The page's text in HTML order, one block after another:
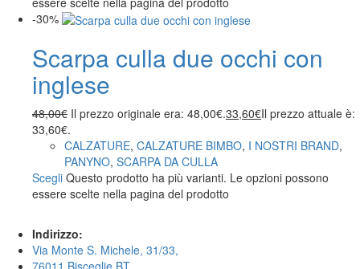
-30%
Scarpa culla due occhi con
inglese
48,00€ Il prezzo originale era: 48,00€.33,60€Il prezzo attuale è:
33,60€.
CALZATURE, CALZATURE BIMBO, I NOSTRI BRAND,
PANYNO, SCARPA DA CULLA
Scegli Questo prodotto ha più varianti. Le opzioni possono
essere scelte nella pagina del prodotto
Indirizzo:
Via Monte S. Michele, 31/33,